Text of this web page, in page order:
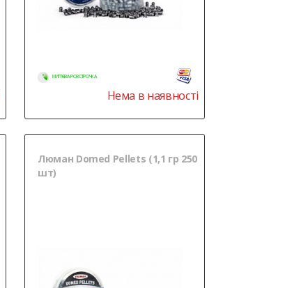
МИТТЄВА РОЗСТРОЧКА
Нема в наявності
Люман Domed Pellets (1,1 гр 250
шт)